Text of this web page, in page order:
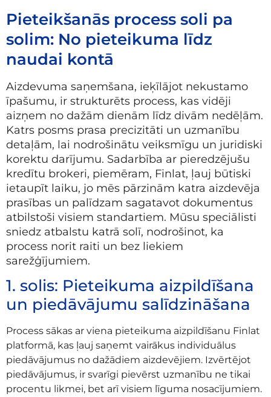
Pieteikšanās process soli pa
solim: No pieteikuma līdz
naudai kontā
Aizdevuma saņemšana, ieķīlājot nekustamo
īpašumu, ir strukturēts process, kas vidēji
aizņem no dažām dienām līdz divām nedēļām.
Katrs posms prasa precizitāti un uzmanību
detaļām, lai nodrošinātu veiksmīgu un juridiski
korektu darījumu. Sadarbība ar pieredzējušu
kredītu brokeri, piemēram, Finlat, ļauj būtiski
ietaupīt laiku, jo mēs pārzinām katra aizdevēja
prasības un palīdzam sagatavot dokumentus
atbilstoši visiem standartiem. Mūsu speciālisti
sniedz atbalstu katrā solī, nodrošinot, ka
process norit raiti un bez liekiem
sarežģījumiem.
1. solis: Pieteikuma aizpildīšana
un piedāvājumu salīdzināšana
Process sākas ar viena pieteikuma aizpildīšanu Finlat
platformā, kas ļauj saņemt vairākus individuālus
piedāvājumus no dažādiem aizdevējiem. Izvērtējot
piedāvājumus, ir svarīgi pievērst uzmanību ne tikai
procentu likmei, bet arī visiem līguma nosacījumiem.